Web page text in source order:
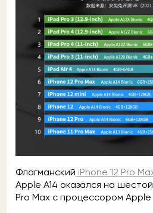
Флагманский iPhone 12 Pro
Apple A14 оказался на
Pro Max с процессором Apple